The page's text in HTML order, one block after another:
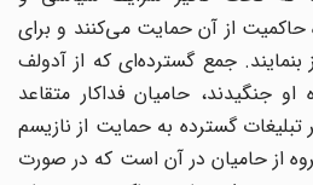
از آن حمایت می‌کنند و برای
جمع گستردهای که از آدولف
جنگیدند، حامیان فداکار متقاعد
گسترده به حمایت از نازیسم
از حامیان در آن است که در صورت